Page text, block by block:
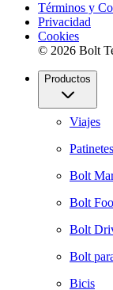
Términos y
Privacidad
Cookies
© 2026 Bolt
Productos
Viajes
Patinetes
Bolt
Bolt
Bolt
Bolt
Bicis